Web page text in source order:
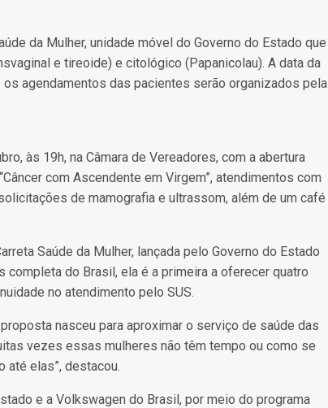
da Mulher, unidade móvel do Governo do Estado que
e tireoide) e citológico (Papanicolau). A data da
agendamentos das pacientes serão organizados pela
às 19h, na Câmara de Vereadores, com a abertura
com Ascendente em Virgem”, atendimentos com
de mamografia e ultrassom, além de um café
Saúde da Mulher, lançada pelo Governo do Estado
completa do Brasil, ela é a primeira a oferecer quatro
no atendimento pelo SUS.
nasceu para aproximar o serviço de saúde das
vezes essas mulheres não têm tempo ou como se
até elas”, destacou.
e a Volkswagen do Brasil, por meio do programa